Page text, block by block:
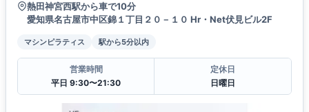
熱田神宮西駅から車で10分
愛知県名古屋市中区錦１丁目２０－１０ Hr・Net伏見ビル2F
マシンピラティス 駅から5分以内
営業時間
平日 9:30〜21:30
定休日
日曜日